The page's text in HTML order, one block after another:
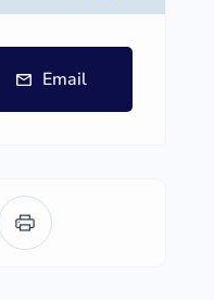
Email